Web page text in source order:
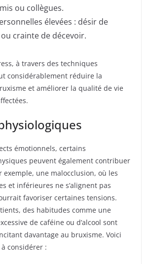
ou collègues.
élevées : désir de
crainte de décevoir.
à travers des techniques
considérablement réduire la
et améliorer la qualité de vie
émotionnels, certains
peuvent également contribuer
exemple, une malocclusion, où les
et inférieures ne s’alignent pas
favoriser certaines tensions.
des habitudes comme une
de caféine ou d’alcool sont
davantage au bruxisme. Voici
considérer :